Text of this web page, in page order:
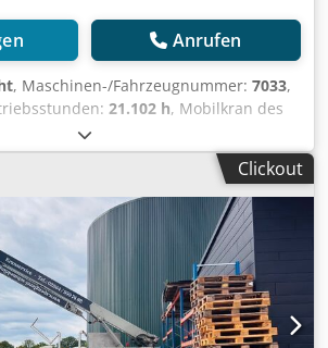
Anrufen
, Maschinen-/Fahrzeugnummer: 7033,
21.102 h, Mobilkran des
Typ 625S Baujahr 1984, 21102
laut Zähler, max. Traglast: 20000 kg bei
5,9, Csdszcbmiepfx Amzjha
22.400 kg,
10,86 m x 2,5 m x 4,0 m,
4x4, Hydraulische Federung,
Leistung: 89 kW (121 PS) bei 2500/min,
Dieselmotor, wassergekühlt,
- Getriebe, Bereifung:
Clickout